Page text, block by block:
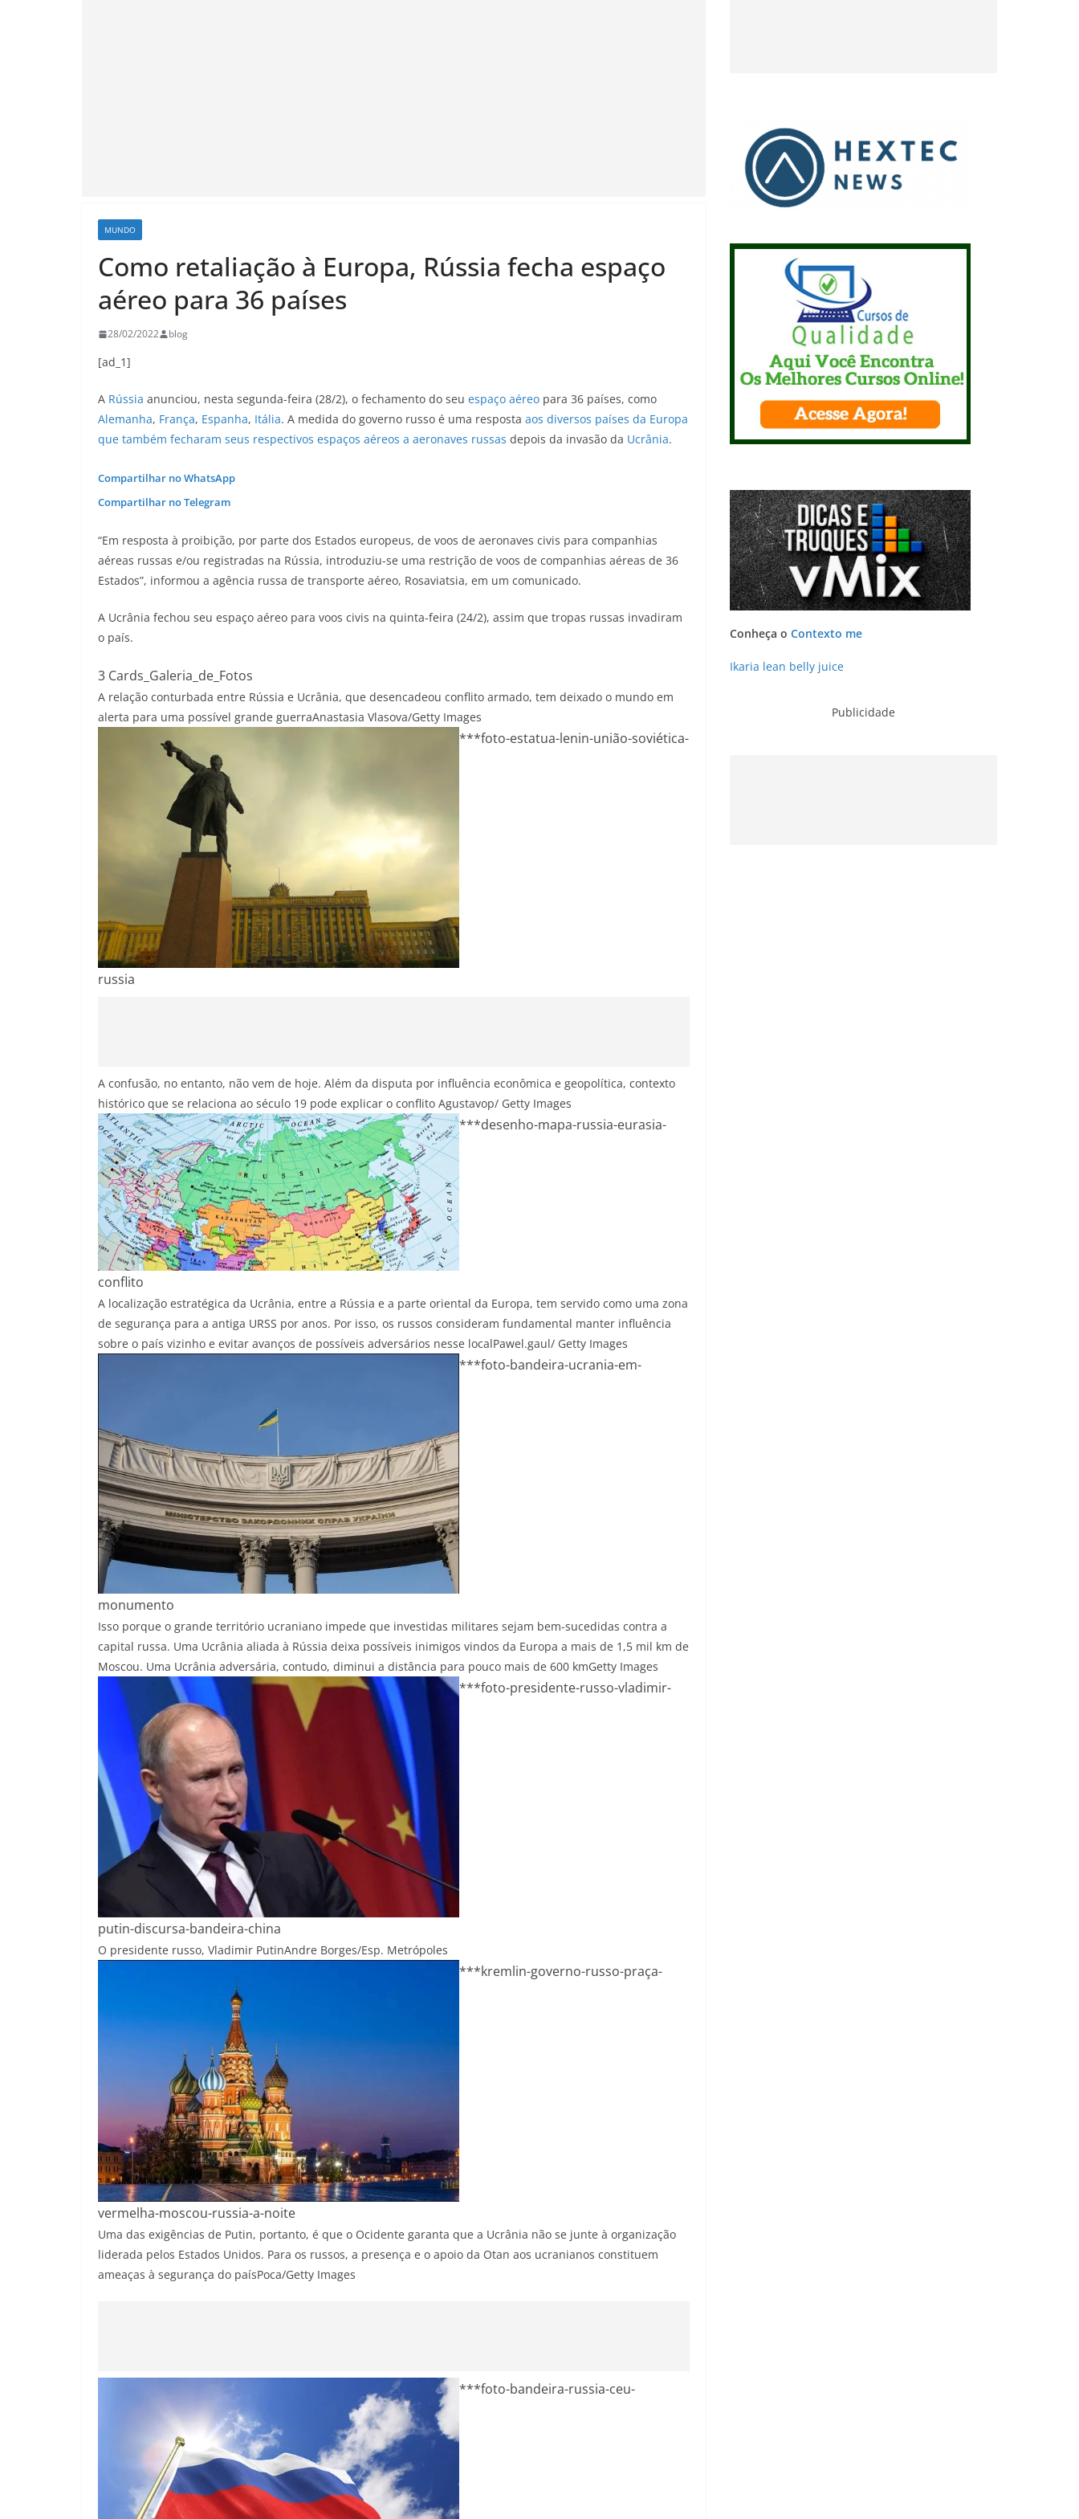
MUNDO
Como retaliação à Europa, Rússia fecha espaço
aéreo para 36 países
28/02/2022 blog
[ad_1]
A Rússia anunciou, nesta segunda-feira (28/2), o fechamento do seu espaço aéreo para 36 países, como
Alemanha, França, Espanha, Itália. A medida do governo russo é uma resposta aos diversos países da Europa
que também fecharam seus respectivos espaços aéreos a aeronaves russas depois da invasão da Ucrânia.
Compartilhar no WhatsApp
Compartilhar no Telegram
“Em resposta à proibição, por parte dos Estados europeus, de voos de aeronaves civis para companhias
aéreas russas e/ou registradas na Rússia, introduziu-se uma restrição de voos de companhias aéreas de 36
Estados”, informou a agência russa de transporte aéreo, Rosaviatsia, em um comunicado.
A Ucrânia fechou seu espaço aéreo para voos civis na quinta-feira (24/2), assim que tropas russas invadiram
o país.
3 Cards_Galeria_de_Fotos
A relação conturbada entre Rússia e Ucrânia, que desencadeou conflito armado, tem deixado o mundo em
alerta para uma possível grande guerraAnastasia Vlasova/Getty Images
***foto-estatua-lenin-união-soviética-
russia
A confusão, no entanto, não vem de hoje. Além da disputa por influência econômica e geopolítica, contexto
histórico que se relaciona ao século 19 pode explicar o conflito Agustavop/ Getty Images
***desenho-mapa-russia-eurasia-
conflito
A localização estratégica da Ucrânia, entre a Rússia e a parte oriental da Europa, tem servido como uma zona
de segurança para a antiga URSS por anos. Por isso, os russos consideram fundamental manter influência
sobre o país vizinho e evitar avanços de possíveis adversários nesse localPawel.gaul/ Getty Images
***foto-bandeira-ucrania-em-
monumento
Isso porque o grande território ucraniano impede que investidas militares sejam bem-sucedidas contra a
capital russa. Uma Ucrânia aliada à Rússia deixa possíveis inimigos vindos da Europa a mais de 1,5 mil km de
Moscou. Uma Ucrânia adversária, contudo, diminui a distância para pouco mais de 600 kmGetty Images
***foto-presidente-russo-vladimir-
putin-discursa-bandeira-china
O presidente russo, Vladimir PutinAndre Borges/Esp. Metrópoles
***kremlin-governo-russo-praça-
vermelha-moscou-russia-a-noite
Uma das exigências de Putin, portanto, é que o Ocidente garanta que a Ucrânia não se junte à organização
liderada pelos Estados Unidos. Para os russos, a presença e o apoio da Otan aos ucranianos constituem
ameaças à segurança do paísPoca/Getty Images
***foto-bandeira-russia-ceu-
Conheça o Contexto me
Ikaria lean belly juice
Publicidade